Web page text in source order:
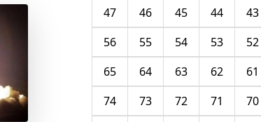
43
44
45
46
47
52
53
54
55
56
61
62
63
64
65
70
71
72
73
74